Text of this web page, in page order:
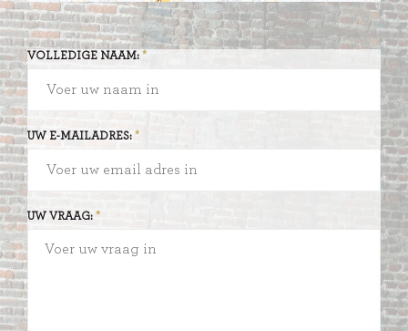
VOLLEDIGE NAAM:
UW E-MAILADRES:
UW VRAAG: